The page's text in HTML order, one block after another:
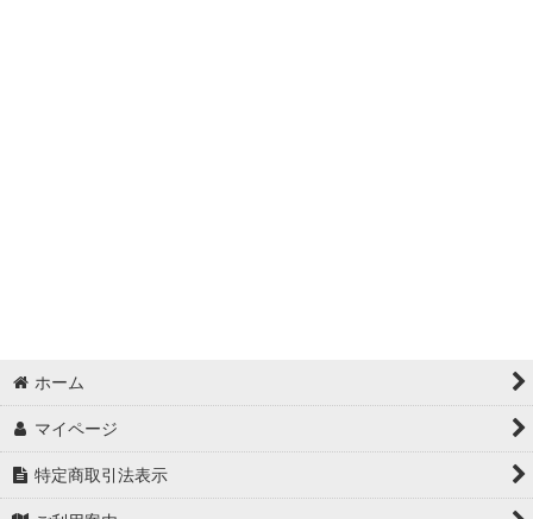
ホーム
マイページ
特定商取引法表示